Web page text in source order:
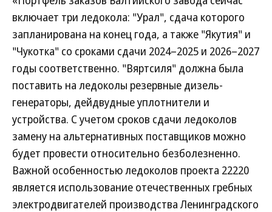
включает три ледокола: "Урал", сдача которого
запланирована на конец года, а также "Якутия" и
"Чукотка" со сроками сдачи 2024–2025 и 2026–2027
годы соответственно. "Вяртсиля" должна была
поставить на ледоколы резервные дизель-
генераторы, дейдвудные уплотнители и
устройства. С учетом сроков сдачи ледоколов
замену на альтернативных поставщиков можно
будет провести относительно безболезненно.
Важной особенностью ледоколов проекта 22220
является использование отечественных гребных
электродвигателей производства Ленинградского